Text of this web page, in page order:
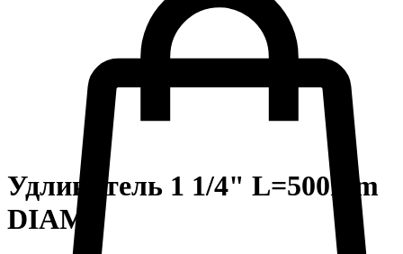
Удлинитель 1 1/4" L=500mm
DIAM